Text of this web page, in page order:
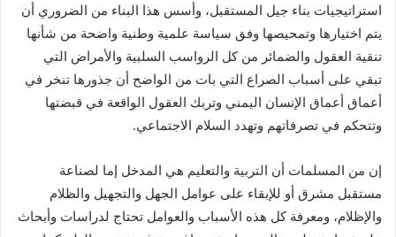
استراتيجيات بناء جيل المستقبل، وأسس هذا البناء من الضروري أن
يتم اختيارها وتمحيصها وفق سياسة علمية وطنية واضحة من شأنها
تنقية العقول والضمائر من كل الرواسب السلبية والأمراض التي
تبقي على أسباب الصراع التي بات من الواضح أن جذورها تنخر في
أعماق أعماق الإنسان اليمني وتربك العقول الواقعة في قبضتها
وتتحكم في تصرفاتهم وتهدد السلام الاجتماعي.
إن من المسلمات أن التربية والتعليم هي المدخل إما لصناعة
مستقبل مشرق أو للإبقاء على عوامل الجهل والتجهيل والظلام
والإظلام، ومعرفة كل هذه الأسباب والعوامل تحتاج لدراسات وأبحاث